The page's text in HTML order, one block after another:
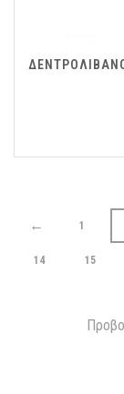
← 1
14 15